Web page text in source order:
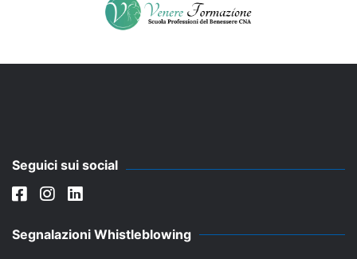
Seguici sui social
Segnalazioni Whistleblowing